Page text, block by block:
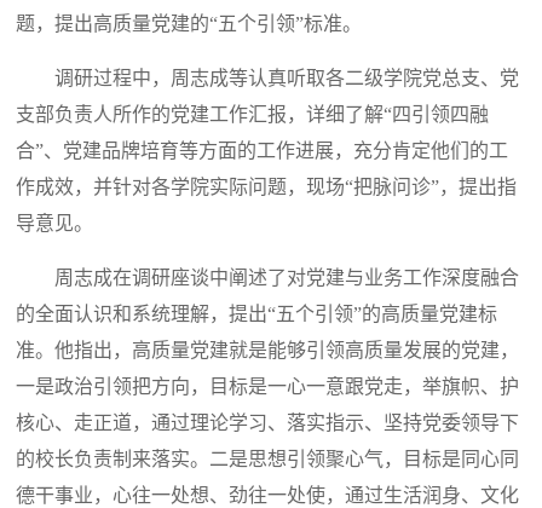
题，提出高质量党建的“五个引领”标准。
调研过程中，周志成等认真听取各二级学院党总支、党
支部负责人所作的党建工作汇报，详细了解“四引领四融
合”、党建品牌培育等方面的工作进展，充分肯定他们的工
作成效，并针对各学院实际问题，现场“把脉问诊”，提出指
导意见。
周志成在调研座谈中阐述了对党建与业务工作深度融合
的全面认识和系统理解，提出“五个引领”的高质量党建标
准。他指出，高质量党建就是能够引领高质量发展的党建，
一是政治引领把方向，目标是一心一意跟党走，举旗帜、护
核心、走正道，通过理论学习、落实指示、坚持党委领导下
的校长负责制来落实。二是思想引领聚心气，目标是同心同
德干事业，心往一处想、劲往一处使，通过生活润身、文化